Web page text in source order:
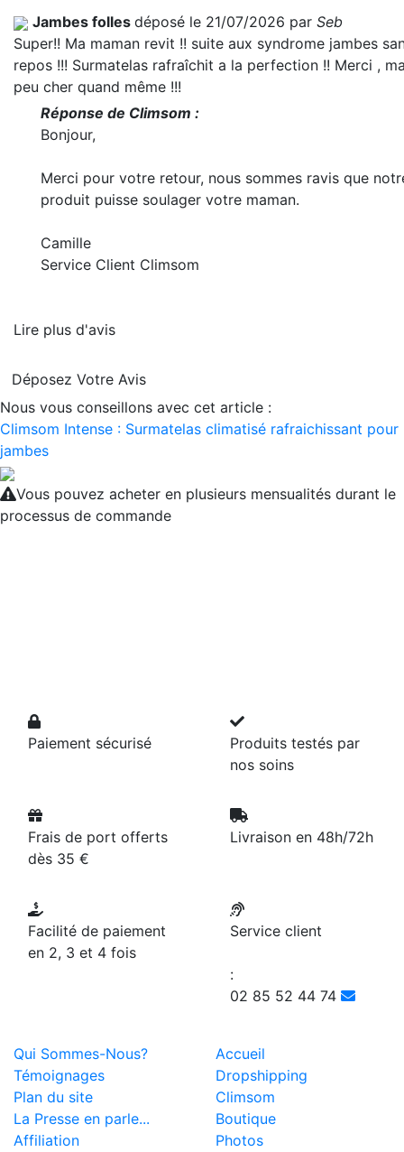
Jambes folles déposé le 21/07/2026 par Seb
Super!! Ma maman revit !! suite aux syndrome jambes
repos !!! Surmatelas rafraîchit a la perfection !! Merci ,
peu cher quand même !!!
Réponse de Climsom :
Bonjour,
Merci pour votre retour, nous sommes ravis que
produit puisse soulager votre maman.
Camille
Service Client Climsom
Lire plus d'avis
Déposez Votre Avis
Nous vous conseillons avec cet article :
Climsom Intense : Surmatelas climatisé rafraichissant pour
jambes
Vous pouvez acheter en plusieurs mensualités durant le
processus de commande
Paiement sécurisé
Produits testés par
nos soins
Frais de port offerts
dès 35 €
Livraison en 48h/72h
Facilité de paiement
en 2, 3 et 4 fois
Service client
:
02 85 52 44 74
Qui Sommes-Nous?
Accueil
Témoignages
Dropshipping
Plan du site
Climsom
La Presse en parle...
Boutique
Affiliation
Photos